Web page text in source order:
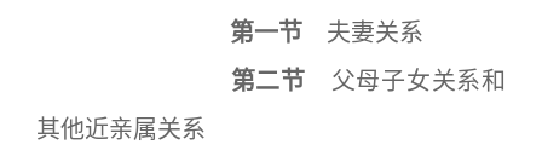
第一节 夫妻关系
第二节 父母子女关系和
其他近亲属关系